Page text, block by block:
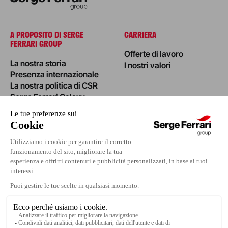
A PROPOSITO DI SERGE
FERRARI GROUP
La nostra storia
Presenza internazionale
La nostra politica di CSR
Serge Ferrari Galaxy
CARRIERA
Offerte di lavoro
I nostri valori
NOTIZIE
I nostri progetti
Evento
INVESTORS
Contatti